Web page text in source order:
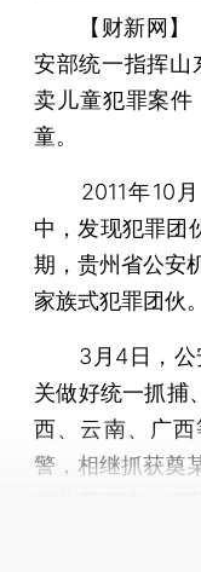
【财新网
安部统一指挥山
卖儿童犯罪案
童。
2011年10月
中，发现犯罪团
期，贵州省公安
家族式犯罪团伙
3月4日，公安
关做好统一抓捕
西、云南、广
警，相继抓获奠